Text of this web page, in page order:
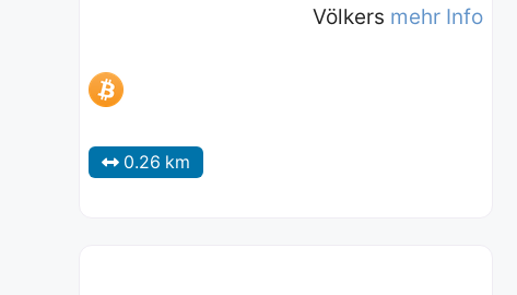
Völkers mehr Info
0.26 km